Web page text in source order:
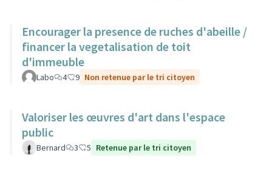
Encourager la presence de ruches d'abeille /
financer la vegetalisation de toit
d'immeuble
Labo 4 9 Non retenue par le tri citoyen
Valoriser les œuvres d'art dans l'espace
public
Bernard 3 5 Retenue par le tri citoyen